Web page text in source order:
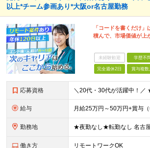
以上*チーム参画あり*大阪or名古屋勤務
「コードを書くだけ
積んで、市場価値が上
未経験歓迎 学歴不
完全週休2日 賞与複数
応募資格
給与
勤務地
働き方 リモートワークOK